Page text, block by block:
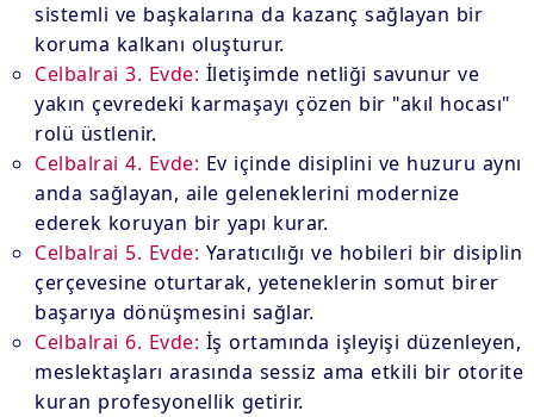
sistemli ve başkalarına da kazanç sağlayan bir
koruma kalkanı oluşturur.
Celbalrai 3. Evde: İletişimde netliği savunur ve
yakın çevredeki karmaşayı çözen bir "akıl hocası"
rolü üstlenir.
Celbalrai 4. Evde: Ev içinde disiplini ve huzuru aynı
anda sağlayan, aile geleneklerini modernize
ederek koruyan bir yapı kurar.
Celbalrai 5. Evde: Yaratıcılığı ve hobileri bir disiplin
çerçevesine oturtarak, yeteneklerin somut birer
başarıya dönüşmesini sağlar.
Celbalrai 6. Evde: İş ortamında işleyişi düzenleyen,
meslektaşları arasında sessiz ama etkili bir otorite
kuran profesyonellik getirir.